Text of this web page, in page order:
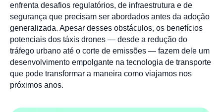
enfrenta desafios regulatórios, de infraestrutura e de
segurança que precisam ser abordados antes da adoção
generalizada. Apesar desses obstáculos, os benefícios
potenciais dos táxis drones — desde a redução do
tráfego urbano até o corte de emissões — fazem dele um
desenvolvimento empolgante na tecnologia de transporte
que pode transformar a maneira como viajamos nos
próximos anos.